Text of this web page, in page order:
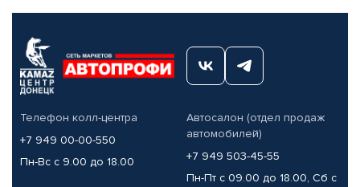
Телефон колл-центра
+7 949 00-00-550
Пн-Вс с 9.00 до 18.00
Автосалон (отдел продаж
автомобилей)
+7 949 503-45-55
Пн-Пт с 09.00 до 18.00, Сб с